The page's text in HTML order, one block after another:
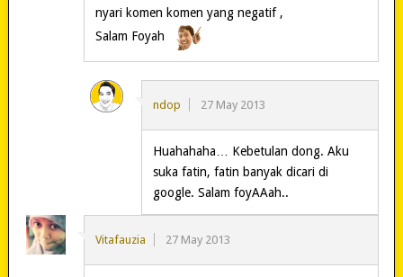
nyari komen komen yang negatif ,
Salam Foyah
ndop 27 May 2013
Huahahaha… Kebetulan dong. Aku
suka fatin, fatin banyak dicari di
google. Salam foyAAah..
Vitafauzia 27 May 2013